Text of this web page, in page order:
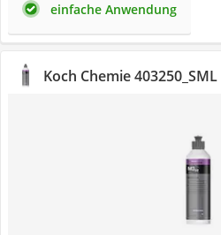
einfache Anwendung
Koch Chemie 403250_SML